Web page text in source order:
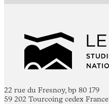
22 rue du Fresnoy, bp 80 179
59 202 Tourcoing cedex France